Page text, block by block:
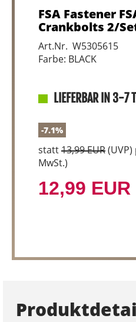
FSA Fastener
Crankbolts 2/
Art.Nr. W5305615
Farbe: BLACK
LIEFERBAR IN 3-7
-7.1%
statt13,99 EUR(UVP)
MwSt.)
12,99 EUR